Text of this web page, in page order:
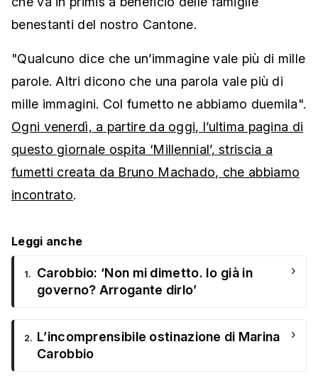
benestanti del nostro Cantone.
"Qualcuno dice che un’immagine vale più di mille
parole. Altri dicono che una parola vale più di
mille immagini. Col fumetto ne abbiamo duemila".
Ogni venerdì, a partire da oggi, l’ultima pagina di
questo giornale ospita ‘Millennial’, striscia a
fumetti creata da Bruno Machado, che abbiamo
incontrato.
Leggi anche
1.
Carobbio: ‘Non mi dimetto. Io già in
governo? Arrogante dirlo’
›
2. L’incomprensibile ostinazione di Marina
Carobbio
›